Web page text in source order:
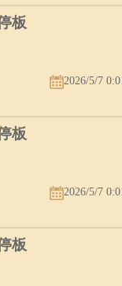
板
2026/5/7
板
2026/5/7
板